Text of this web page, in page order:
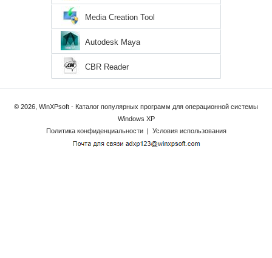
Media Creation Tool
Autodesk Maya
CBR Reader
© 2026, WinXPsoft - Каталог популярных программ для операционной системы
Windows XP
Политика конфиденциальности
| Условия использования